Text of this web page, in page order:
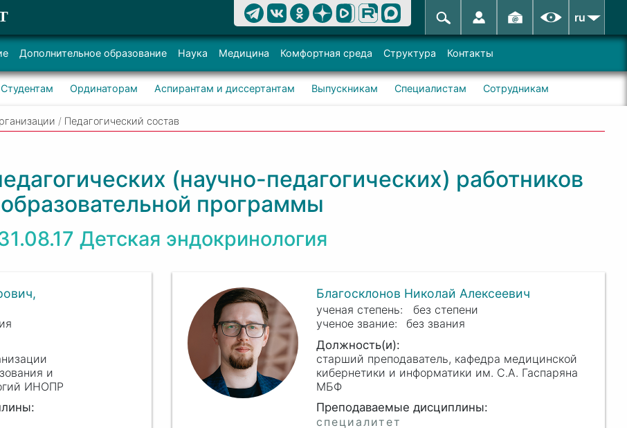
ru
Дополнительное образование Наука Медицина Комфортная среда Структура Контакты
Студентам Ординаторам Аспирантам и диссертантам Выпускникам Специалистам Сотрудникам
/ Педагогический состав
(научно-педагогических) работников
образовательной программы
Детская эндокринология
и
ИНОПР
Благосклонов Николай Алексеевич
без степени
без звания
старший преподаватель, кафедра медицинской
кибернетики и информатики им. С.А. Гаспаряна
МБФ